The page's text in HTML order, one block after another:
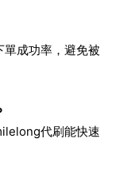
成功率，避免被
代刷能快速